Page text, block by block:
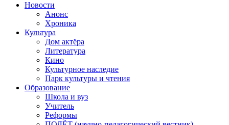
Новости
Анонс
Хроника
Культура
Дом актёра
Литература
Кино
Культурное наследие
Парк культуры и чтения
Образование
Школа и вуз
Учитель
Реформы